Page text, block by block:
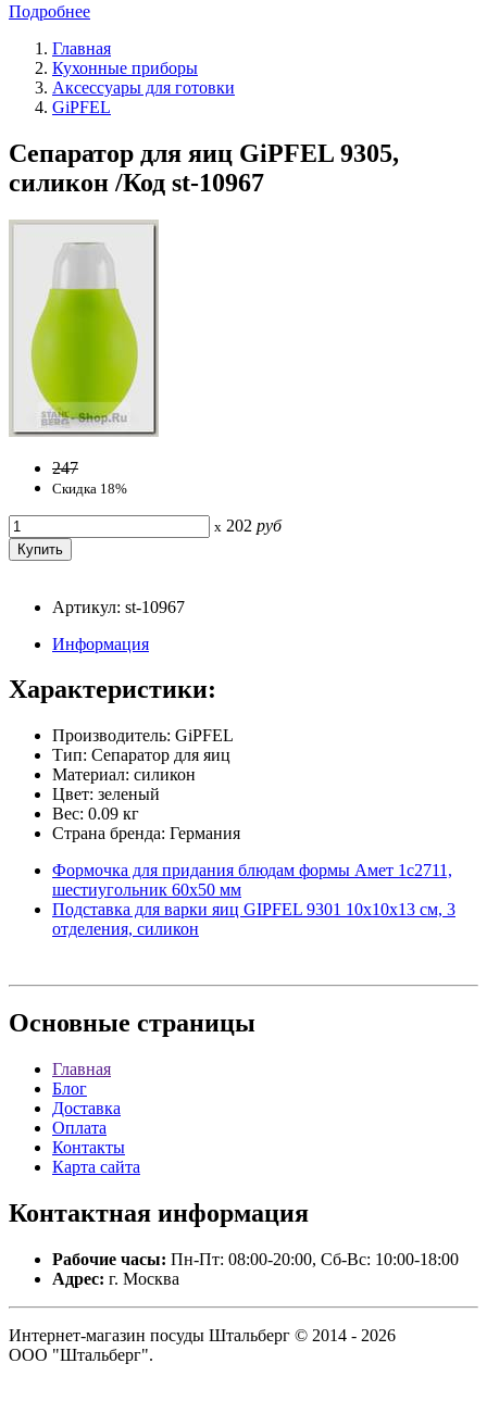
Подробнее
Главная
Кухонные приборы
Аксессуары для готовки
GiPFEL
Сепаратор для яиц GiPFEL 9305,
силикон /Код st-10967
247
Скидка 18%
x 202 руб
Артикул: st-10967
Информация
Характеристики:
Производитель: GiPFEL
Тип: Сепаратор для яиц
Материал: силикон
Цвет: зеленый
Вес: 0.09 кг
Страна бренда: Германия
Формочка для придания блюдам формы Амет 1с2711,
шестиугольник 60x50 мм
Подставка для варки яиц GIPFEL 9301 10х10х13 см, 3
отделения, силикон
Основные страницы
Главная
Блог
Доставка
Оплата
Контакты
Карта сайта
Контактная информация
Рабочие часы: Пн-Пт: 08:00-20:00, Сб-Вс: 10:00-18:00
Адрес: г. Москва
Интернет-магазин посуды Штальберг © 2014 - 2026
ООО "Штальберг".